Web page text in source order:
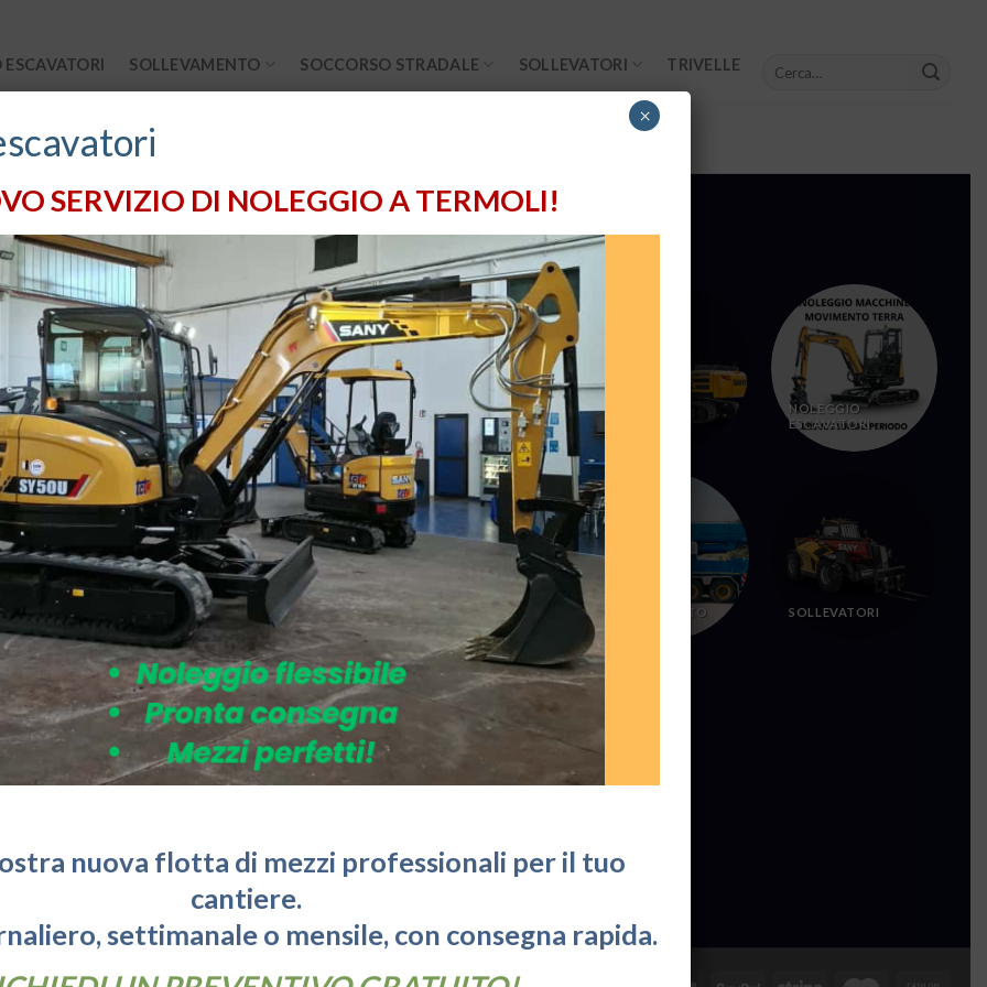
SOLLEVAMENTO SOCCORSO STRADALE SOLLEVATORI TRIVELLE
Volta, 12
TERMOLI(CB)
724075
Uffici:
8:30 - 18:00
sulla Privacy
Categorie:
CARRELLI
ELEVATORI
MOVIMENTO
NOLEGGIO
ESCAVATORI
SOLLEVAMENTO SOLLEVATORI
SERVIZIO DI NOLEGGIO A TERMOLI!
nuova flotta di mezzi professionali per il tuo
cantiere.
settimanale o mensile, con consegna rapida.
×